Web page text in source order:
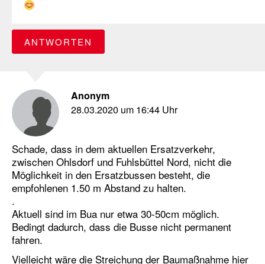
ANTWORTEN
Anonym
28.03.2020 um 16:44 Uhr
Schade, dass in dem aktuellen Ersatzverkehr,
zwischen Ohlsdorf und Fuhlsbüttel Nord, nicht die
Möglichkeit in den Ersatzbussen besteht, die
empfohlenen 1.50 m Abstand zu halten.
.
Aktuell sind im Bua nur etwa 30-50cm möglich.
Bedingt dadurch, dass die Busse nicht permanent
fahren.
Vielleicht wäre die Streichung der Baumaßnahme hier